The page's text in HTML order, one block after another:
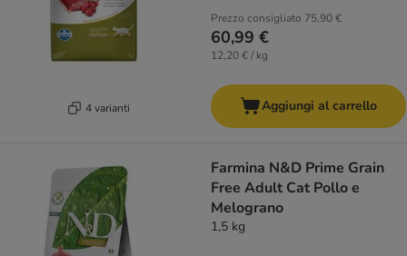
4 varianti
Prezzo consigliato 75,90 €
60,99 €
12,20 € / kg
Aggiungi al carrello
Farmina N&D Prime Grain
Free Adult Cat Pollo e
Melograno
1,5 kg